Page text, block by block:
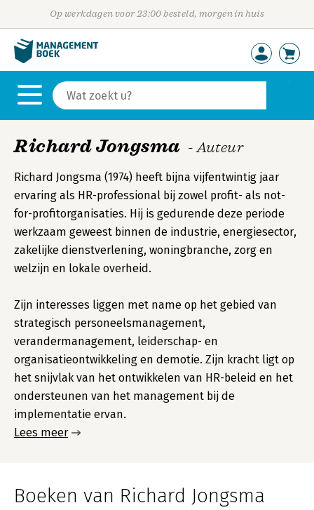
Op werkdagen voor 23:00 besteld, morgen in huis
Richard Jongsma - Auteur
Richard Jongsma (1974) heeft bijna vijfentwintig jaar
ervaring als HR-professional bij zowel profit- als not-
for-profitorganisaties. Hij is gedurende deze periode
werkzaam geweest binnen de industrie, energiesector,
zakelijke dienstverlening, woningbranche, zorg en
welzijn en lokale overheid.
Zijn interesses liggen met name op het gebied van
strategisch personeelsmanagement,
verandermanagement, leiderschap- en
organisatieontwikkeling en demotie. Zijn kracht ligt op
het snijvlak van het ontwikkelen van HR-beleid en het
ondersteunen van het management bij de
implementatie ervan.
Lees meer
Boeken van Richard Jongsma